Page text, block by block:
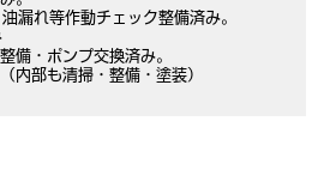
等作動チェック整備済み。
ポンプ交換済み。
も清掃・整備・塗装）